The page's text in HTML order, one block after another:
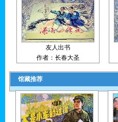
友人出书
作者：长春大圣
馆藏推荐